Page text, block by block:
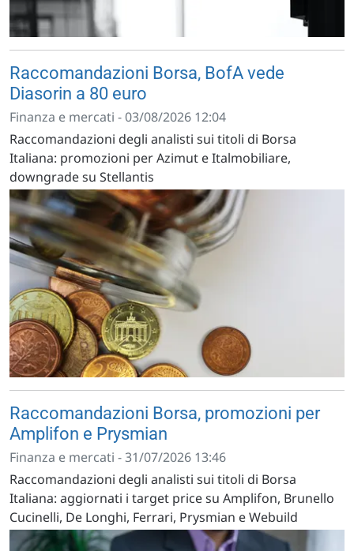
Raccomandazioni Borsa, BofA vede
Diasorin a 80 euro
Finanza e mercati - 03/08/2026 12:04
Raccomandazioni degli analisti sui titoli di Borsa
Italiana: promozioni per Azimut e Italmobiliare,
downgrade su Stellantis
Raccomandazioni Borsa, promozioni per
Amplifon e Prysmian
Finanza e mercati - 31/07/2026 13:46
Raccomandazioni degli analisti sui titoli di Borsa
Italiana: aggiornati i target price su Amplifon, Brunello
Cucinelli, De Longhi, Ferrari, Prysmian e Webuild